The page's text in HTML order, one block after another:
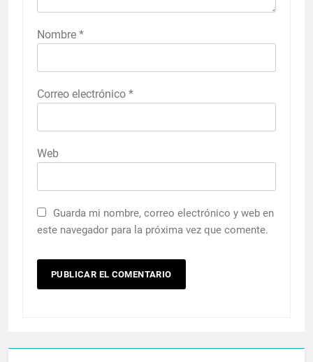
Nombre *
Correo electrónico *
Web
Guarda mi nombre, correo electrónico y web en
este navegador para la próxima vez que comente.